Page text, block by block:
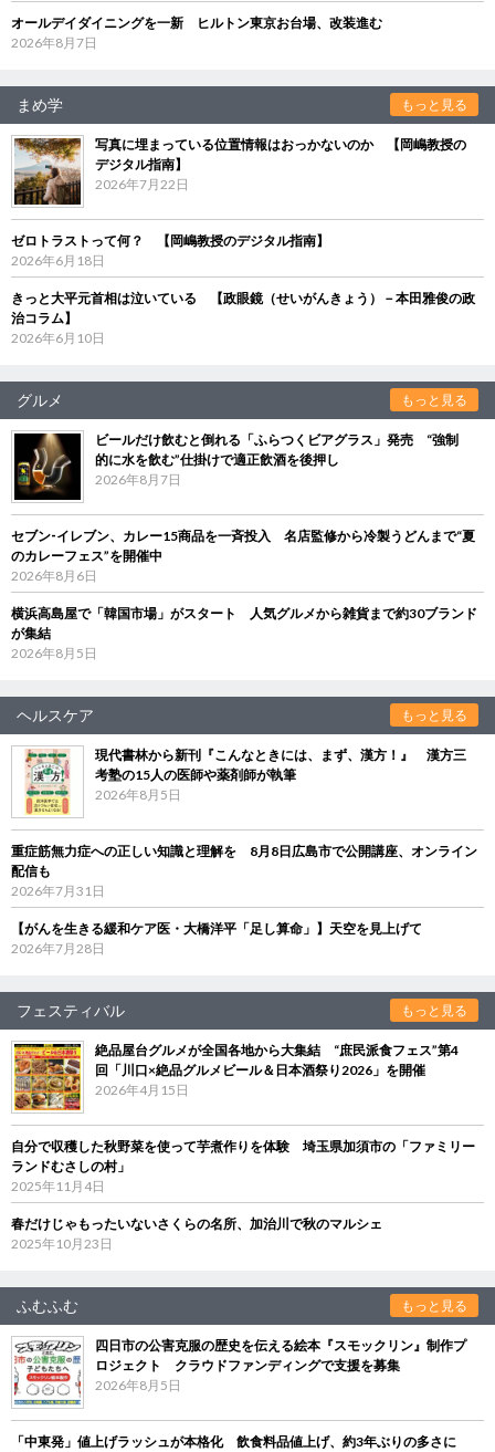
オールデイダイニングを一新 ヒルトン東京お台場、改装進む
2026年8月7日
まめ学 もっと見る
写真に埋まっている位置情報はおっかないのか 【岡嶋教授の
デジタル指南】
2026年7月22日
ゼロトラストって何？ 【岡嶋教授のデジタル指南】
2026年6月18日
きっと大平元首相は泣いている 【政眼鏡（せいがんきょう）－本田雅俊の政
治コラム】
2026年6月10日
グルメ もっと見る
ビールだけ飲むと倒れる「ふらつくビアグラス」発売 “強制
的に水を飲む”仕掛けで適正飲酒を後押し
2026年8月7日
セブン‐イレブン、カレー15商品を一斉投入 名店監修から冷製うどんまで“夏
のカレーフェス”を開催中
2026年8月6日
横浜高島屋で「韓国市場」がスタート 人気グルメから雑貨まで約30ブランド
が集結
2026年8月5日
ヘルスケア もっと見る
現代書林から新刊『こんなときには、まず、漢方！』 漢方三
考塾の15人の医師や薬剤師が執筆
2026年8月5日
重症筋無力症への正しい知識と理解を 8月8日広島市で公開講座、オンライン
配信も
2026年7月31日
【がんを生きる緩和ケア医・大橋洋平「足し算命」】天空を見上げて
2026年7月28日
フェスティバル もっと見る
絶品屋台グルメが全国各地から大集結 “庶民派食フェス”第4
回「川口×絶品グルメビール＆日本酒祭り2026」を開催
2026年4月15日
自分で収穫した秋野菜を使って芋煮作りを体験 埼玉県加須市の「ファミリー
ランドむさしの村」
2025年11月4日
春だけじゃもったいないさくらの名所、加治川で秋のマルシェ
2025年10月23日
ふむふむ もっと見る
四日市の公害克服の歴史を伝える絵本『スモックリン』制作プ
ロジェクト クラウドファンディングで支援を募集
2026年8月5日
「中東発」値上げラッシュが本格化 飲食料品値上げ、約3年ぶりの多さに